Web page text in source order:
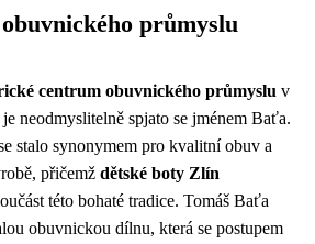
průmyslu
centrum obuvnického průmyslu v
neodmyslitelně spjato se jménem Baťa.
stalo synonymem pro kvalitní obuv a
přičemž dětské boty Zlín
této bohaté tradice. Tomáš Baťa
obuvnickou dílnu, která se postupem